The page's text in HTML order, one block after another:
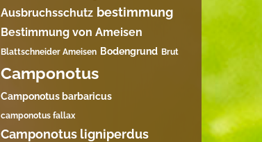
Ausbruchsschutz bestimmung
Bestimmung von Ameisen
Blattschneider Ameisen Bodengrund Brut
Camponotus
Camponotus barbaricus
camponotus fallax
Camponotus ligniperdus